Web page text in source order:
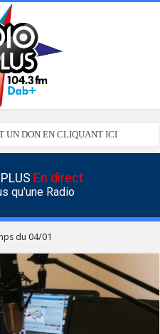
UN DON EN CLIQUANT ICI
En direct
qu'une Radio
du 04/01